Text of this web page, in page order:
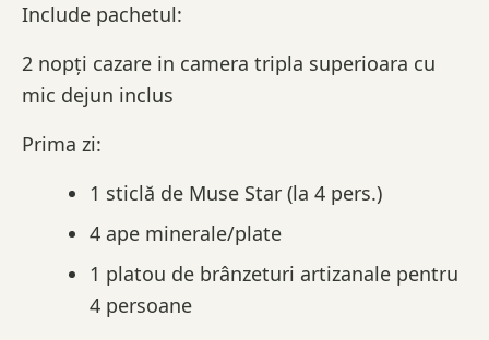
Include pachetul:
2 nopți cazare in camera tripla superioara cu
mic dejun inclus
Prima zi:
1 sticlă de Muse Star (la 4 pers.)
4 ape minerale/plate
1 platou de brânzeturi artizanale pentru
4 persoane